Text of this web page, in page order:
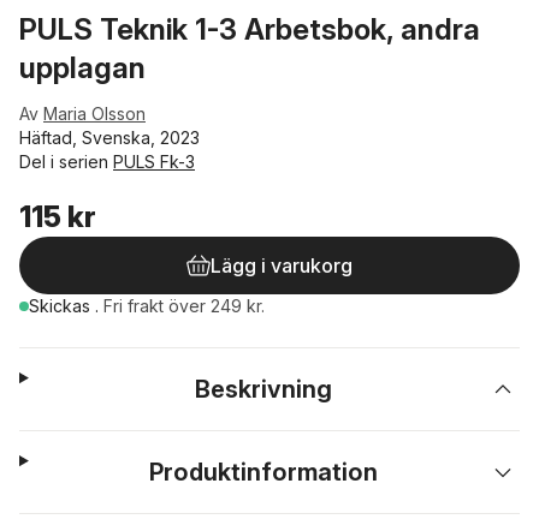
PULS Teknik 1-3 Arbetsbok, andra
upplagan
Av Maria Olsson
Häftad, Svenska, 2023
Del i serien PULS Fk-3
115 kr
Lägg i varukorg
Skickas . Fri frakt över 249 kr.
Beskrivning
Produktinformation